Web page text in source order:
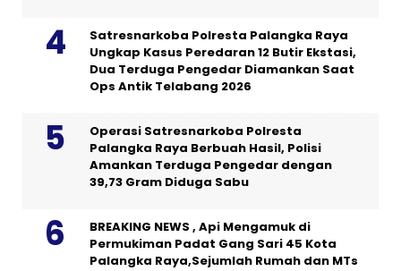
Satresnarkoba Polresta Palangka Raya
Ungkap Kasus Peredaran 12 Butir Ekstasi,
Dua Terduga Pengedar Diamankan Saat
Ops Antik Telabang 2026
Operasi Satresnarkoba Polresta
Palangka Raya Berbuah Hasil, Polisi
Amankan Terduga Pengedar dengan
39,73 Gram Diduga Sabu
BREAKING NEWS , Api Mengamuk di
Permukiman Padat Gang Sari 45 Kota
Palangka Raya,Sejumlah Rumah dan MTs